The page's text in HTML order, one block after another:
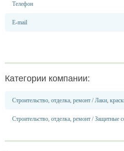
Телефон
E-mail
Категории компании:
Строительство, отделка, ремонт /Лаки,
Строительство, отделка, ремонт /Защитные